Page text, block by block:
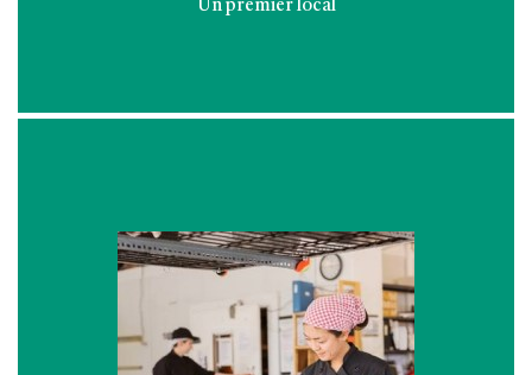
Un premier local